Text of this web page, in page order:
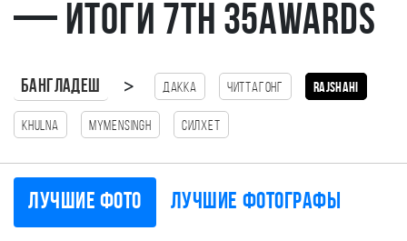
— итоги 7th 35AWARDS
Бангладеш > Дакка Читтагонг Rajshahi
Khulna mymensingh Силхет
Лучшие фото Лучшие фотографы